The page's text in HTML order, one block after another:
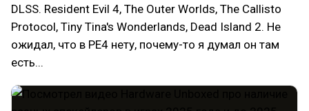
DLSS. Resident Evil 4, The Outer Worlds, The Callisto
Protocol, Tiny Tina's Wonderlands, Dead Island 2. Не
ожидал, что в РЕ4 нету, почему-то я думал он там
есть...